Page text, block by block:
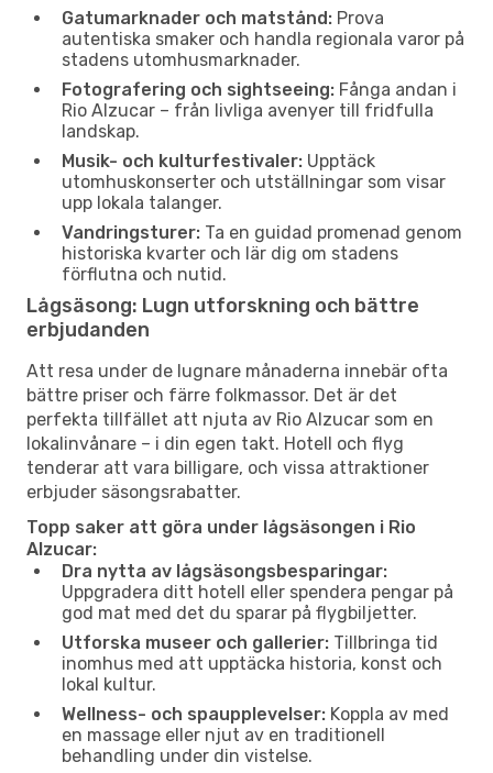
Gatumarknader och matstånd: Prova
autentiska smaker och handla regionala varor på
stadens utomhusmarknader.
Fotografering och sightseeing: Fånga andan i
Rio Alzucar – från livliga avenyer till fridfulla
landskap.
Musik- och kulturfestivaler: Upptäck
utomhuskonserter och utställningar som visar
upp lokala talanger.
Vandringsturer: Ta en guidad promenad genom
historiska kvarter och lär dig om stadens
förflutna och nutid.
Lågsäsong: Lugn utforskning och bättre
erbjudanden
Att resa under de lugnare månaderna innebär ofta
bättre priser och färre folkmassor. Det är det
perfekta tillfället att njuta av Rio Alzucar som en
lokalinvånare – i din egen takt. Hotell och flyg
tenderar att vara billigare, och vissa attraktioner
erbjuder säsongsrabatter.
Topp saker att göra under lågsäsongen i Rio
Alzucar:
Dra nytta av lågsäsongsbesparingar:
Uppgradera ditt hotell eller spendera pengar på
god mat med det du sparar på flygbiljetter.
Utforska museer och gallerier: Tillbringa tid
inomhus med att upptäcka historia, konst och
lokal kultur.
Wellness- och spaupplevelser: Koppla av med
en massage eller njut av en traditionell
behandling under din vistelse.